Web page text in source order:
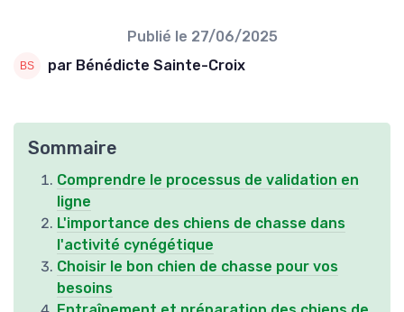
Publié le 27/06/2025
par Bénédicte Sainte-Croix
Sommaire
Comprendre le processus de validation en
ligne
L'importance des chiens de chasse dans
l'activité cynégétique
Choisir le bon chien de chasse pour vos
besoins